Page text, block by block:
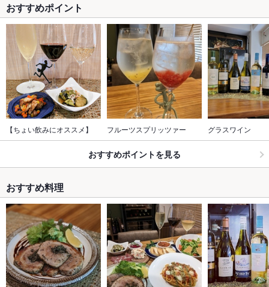
おすすめポイント
【ちょい飲みにオススメ】 フルーツスプリッツァー グラスワイン
おすすめポイントを見る
おすすめ料理